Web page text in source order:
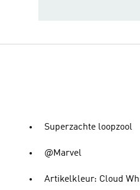
Superzachte loopzool
@Marvel
Artikelkleur: Cloud